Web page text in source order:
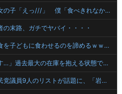
宅飲み僕「ゴムってある？」女の子「えっ///」 僕「食べきれなかったお菓子輪ゴムで縛りたくて」女の子「⋯あ、そ、そっか///」
の末路、ガチでヤバイ・・・・
【悲報】イギリスさん、国民食を子どもに食わせるのを諦めるｗｗｗｗｗｗｗ
【悲報】米農家「もう無理です…」過去最大の在庫を抱える状態で新米収穫
高市内閣の方針に反対した自民党議員9人のリストが話題に、「岩屋はどこへ行った？」との指摘もあるが……